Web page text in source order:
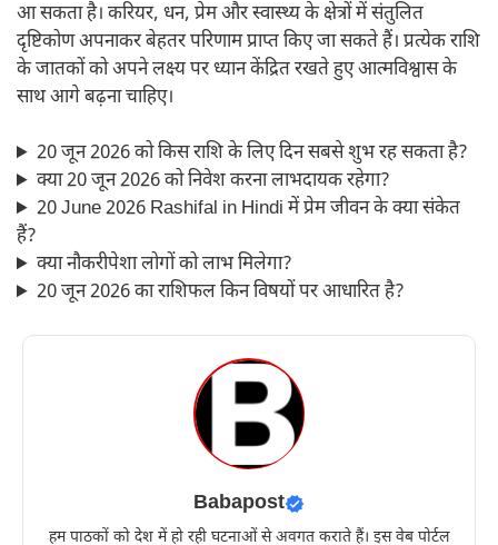
आ सकता है। करियर, धन, प्रेम और स्वास्थ्य के क्षेत्रों में संतुलित
दृष्टिकोण अपनाकर बेहतर परिणाम प्राप्त किए जा सकते हैं। प्रत्येक राशि
के जातकों को अपने लक्ष्य पर ध्यान केंद्रित रखते हुए आत्मविश्वास के
साथ आगे बढ़ना चाहिए।
20 जून 2026 को किस राशि के लिए दिन सबसे शुभ रह सकता है?
क्या 20 जून 2026 को निवेश करना लाभदायक रहेगा?
20 June 2026 Rashifal in Hindi में प्रेम जीवन के क्या संकेत
हैं?
क्या नौकरीपेशा लोगों को लाभ मिलेगा?
20 जून 2026 का राशिफल किन विषयों पर आधारित है?
Babapost
हम पाठकों को देश में हो रही घटनाओं से अवगत कराते हैं। इस वेब पोर्टल